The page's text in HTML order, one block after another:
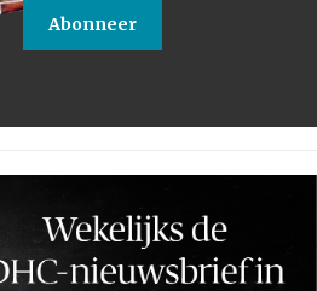
Abonneer